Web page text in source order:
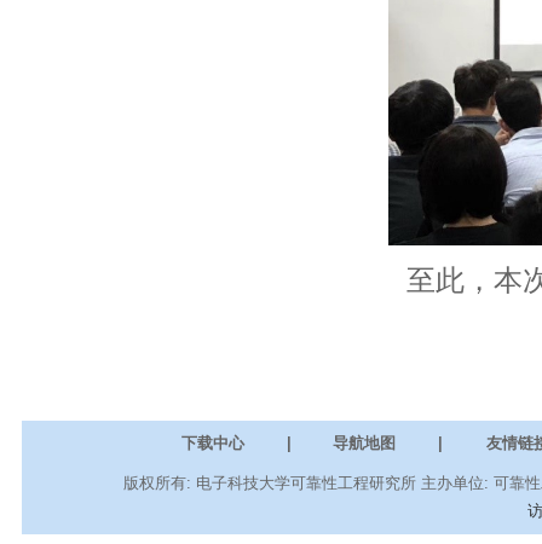
至此，本次
下载中心 导航地图 友情链
版权所有: 电子科技大学可靠性工程研究所 主办单位: 可靠